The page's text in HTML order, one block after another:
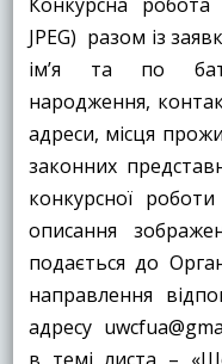
JPEG) разом із
ім’я та по
народження,
адреси, місця
законних
конкурсної
описання
подається до
направлення
адресу